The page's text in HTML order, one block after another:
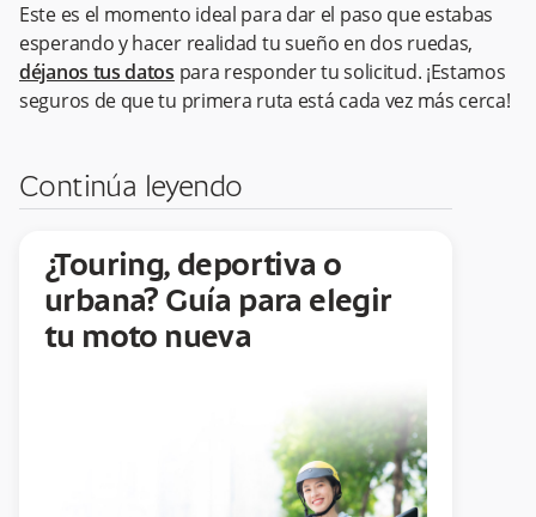
Este es el momento ideal para dar el paso que estabas
esperando y hacer realidad tu sueño en dos ruedas,
déjanos tus datos para responder tu solicitud. ¡Estamos
seguros de que tu primera ruta está cada vez más cerca!
Continúa leyendo
¿Touring, deportiva o
urbana? Guía para elegir
tu moto nueva